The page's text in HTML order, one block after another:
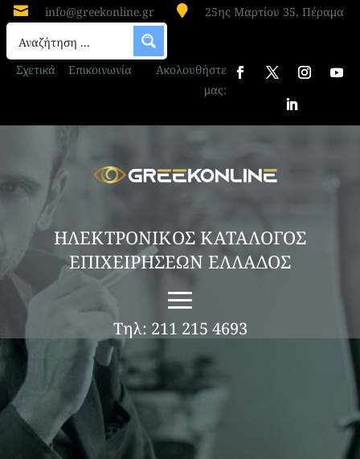
 info@greekonline.gr  25ης Μαρτίου 35, Πέραμα
Σχετικά Επικοινωνία
Ακολουθήστε
μας:
ΗΛΕΚΤΡΟΝΙΚΟΣ ΚΑΤΑΛΟΓΟΣ
ΕΠΙΧΕΙΡΗΣΕΩΝ ΕΛΛΑΔΟΣ
Τηλ: 211 215 4693